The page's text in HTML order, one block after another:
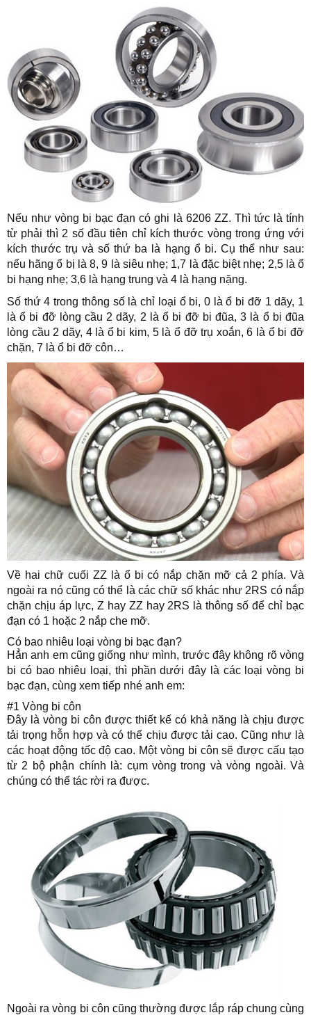
Nếu như vòng bi bạc đạn có ghi là 6206 ZZ. Thì tức là tính
từ phải thì 2 số đầu tiên chỉ kích thước vòng trong ứng với
kích thước trụ và số thứ ba là hạng ổ bi. Cụ thể như sau:
nếu hãng ổ bị là 8, 9 là siêu nhẹ; 1,7 là đặc biệt nhẹ; 2,5 là ổ
bi hạng nhẹ; 3,6 là hạng trung và 4 là hạng nặng.
Số thứ 4 trong thông số là chỉ loại ổ bi, 0 là ổ bi đỡ 1 dãy, 1
là ổ bi đỡ lòng cầu 2 dãy, 2 là ổ bi đỡ bi đũa, 3 là ổ bi đũa
lòng cầu 2 dãy, 4 là ổ bi kim, 5 là ổ đỡ trụ xoắn, 6 là ổ bi đỡ
chặn, 7 là ổ bi đỡ côn…
Về hai chữ cuối ZZ là ổ bi có nắp chặn mỡ cả 2 phía. Và
ngoài ra nó cũng có thể là các chữ số khác như 2RS có nắp
chặn chịu áp lực, Z hay ZZ hay 2RS là thông số để chỉ bạc
đạn có 1 hoặc 2 nắp che mỡ.
Có bao nhiêu loại vòng bi bạc đạn?
Hẳn anh em cũng giống như mình, trước đây không rõ vòng
bi có bao nhiêu loại, thì phần dưới đây là các loại vòng bi
bạc đạn, cùng xem tiếp nhé anh em:
#1 Vòng bi côn
Đây là vòng bi côn được thiết kế có khả năng là chịu được
tải trọng hỗn hợp và có thể chịu được tải cao. Cũng như là
các hoạt động tốc độ cao. Một vòng bi côn sẽ được cấu tạo
từ 2 bộ phận chính là: cụm vòng trong và vòng ngoài. Và
chúng có thể tác rời ra được.
Ngoài ra vòng bi côn cũng thường được lắp ráp chung cùng